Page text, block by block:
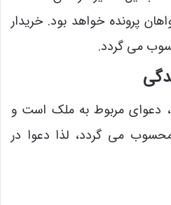
پرونده خواهد بود. خریدار
می گردد.
دعوای مربوط به ملک است و
می گردد، لذا دعوا در